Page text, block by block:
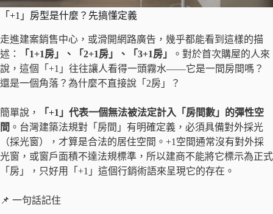
「+1」房型是什麼？先搞懂定義
走進建案銷售中心，或滑開網路廣告，幾乎都能看到這樣的描
述：
「1+1房」、「2+1房」、「3+1房」
。對於首次購屋的人來
說，這個「+1」往往讓人看得一頭霧水——它是一間房間嗎？
還是一個角落？為什麼不直接說「2房」？
簡單說，
「+1」代表一個無法被法定計入「房間數」的彈性空
間 。台灣建築法規對「房間」有明確定義，必須具備對外採光
（採光窗），才算是合法的居住空間。+1空間通常沒有對外採
光窗，或窗戶面積不達法規標準，所以建商不能將它標示為正式
「房」，只好用「+1」這個行銷術語來呈現它的存在。
📌 一句話記住